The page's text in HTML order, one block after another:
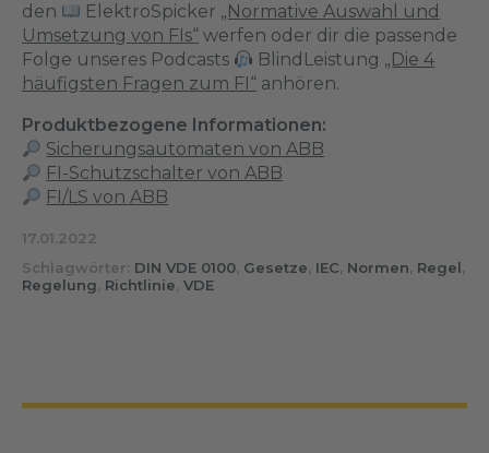
den
ElektroSpicker „Normative Auswahl und
Umsetzung von FIs“ werfen oder dir die passende
Folge unseres Podcasts
BlindLeistung „Die 4
häufigsten Fragen zum FI“ anhören.
Produktbezogene Informationen:
Sicherungsautomaten von ABB
FI-Schutzschalter von ABB
FI/LS von ABB
17.01.2022
Schlagwörter: DIN VDE 0100, Gesetze, IEC, Normen, Regel,
Regelung, Richtlinie, VDE